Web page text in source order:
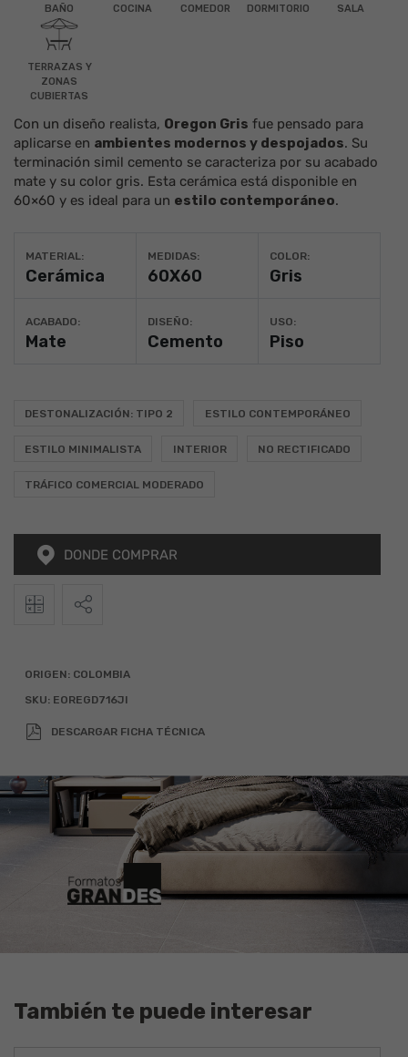
BAÑO COCINA COMEDOR DORMITORIO SALA
TERRAZAS Y
ZONAS
CUBIERTAS
Con un diseño realista, Oregon Gris fue pensado para
aplicarse en ambientes modernos y despojados. Su
terminación simil cemento se caracteriza por su acabado
mate y su color gris. Esta cerámica está disponible en
60×60 y es ideal para un estilo contemporáneo.
MATERIAL:
Cerámica
MEDIDAS:
60X60
COLOR:
Gris
ACABADO:
Mate
DISEÑO:
Cemento
USO:
Piso
DESTONALIZACIÓN: TIPO 2 ESTILO CONTEMPORÁNEO
ESTILO MINIMALISTA INTERIOR NO RECTIFICADO
TRÁFICO COMERCIAL MODERADO
DONDE COMPRAR
Calculadora Alto
ORIGEN: COLOMBIA
SKU: EOREGD716JI
DESCARGAR FICHA TÉCNICA
También te puede interesar